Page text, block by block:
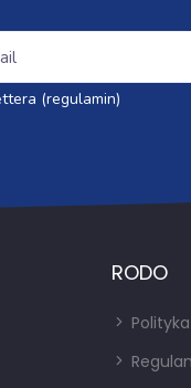
(regulamin)
RODO